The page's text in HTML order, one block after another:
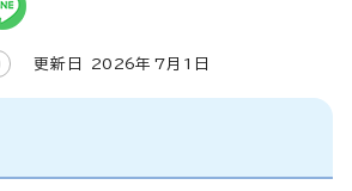
更新日 2026年7月1日